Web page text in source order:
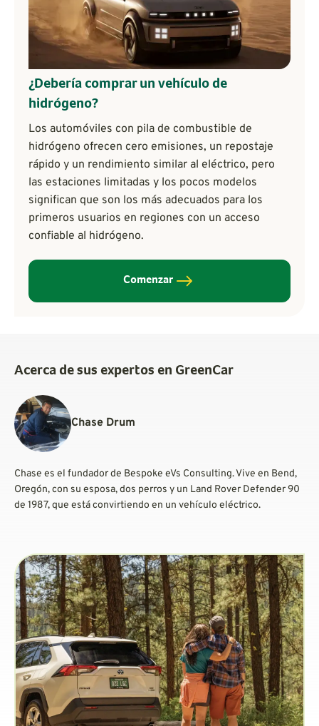
¿Debería comprar un vehículo de
hidrógeno?
Los automóviles con pila de combustible de
hidrógeno ofrecen cero emisiones, un repostaje
rápido y un rendimiento similar al eléctrico, pero
las estaciones limitadas y los pocos modelos
significan que son los más adecuados para los
primeros usuarios en regiones con un acceso
confiable al hidrógeno.
Comenzar
Acerca de sus expertos en GreenCar
Chase Drum
Chase es el fundador de Bespoke eVs Consulting. Vive en Bend,
Oregón, con su esposa, dos perros y un Land Rover Defender 90
de 1987, que está convirtiendo en un vehículo eléctrico.